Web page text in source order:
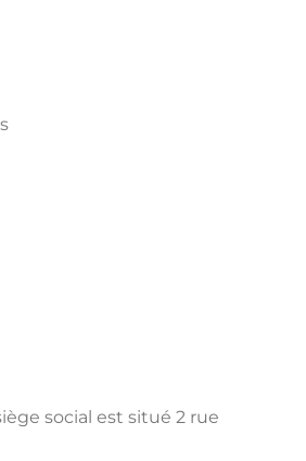
social est situé 2 rue